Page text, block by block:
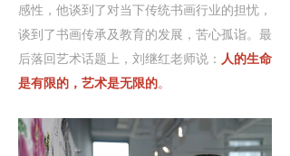
感性，他谈到了对当下传统书画行业的担忧，
谈到了书画传承及教育的发展，苦心孤诣。最
后落回艺术话题上，刘继红老师说： 人的生命
是有限的，艺术是无限的。